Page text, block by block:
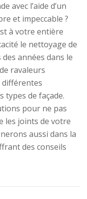
avec l’aide d’un
et impeccable ?
à votre entière
le nettoyage de
années dans le
ravaleurs
types de façade.
pour ne pas
les joints de votre
aussi dans la
des conseils